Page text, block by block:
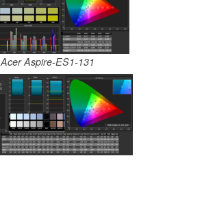
Acer Aspire-ES1-131